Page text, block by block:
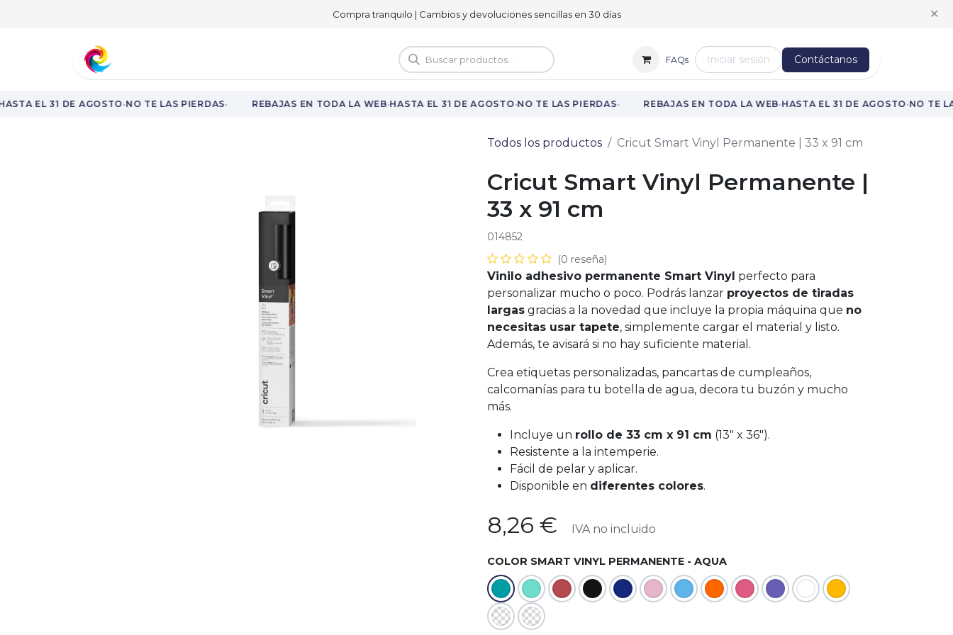
Compra tranquilo | Cambios y devoluciones sencillas en 30 días ✕
Vuelta al cole FAQs Iniciar sesión Contáctanos
Rebajas en toda la web hasta el 31 de agosto.
EL 31 DE AGOSTO·NO TE LAS PIERDAS· REBAJAS EN TODA LA WEB·HASTA EL 31 DE AGOSTO·NO TE LAS PIERDAS· REBAJAS EN TODA LA WEB·HASTA EL 31 DE AGOSTO·NO TE
Todos los productos Cricut Smart Vinyl Permanente | 33 x 91 cm
Cricut Smart Vinyl Permanente |
33 x 91 cm
014852
(0 reseña)
Vinilo adhesivo permanente Smart Vinyl perfecto para
personalizar mucho o poco. Podrás lanzar proyectos de tiradas
largas gracias a la novedad que incluye la propia máquina que no
necesitas usar tapete, simplemente cargar el material y listo.
Además, te avisará si no hay suficiente material.
Crea etiquetas personalizadas, pancartas de cumpleaños,
calcomanías para tu botella de agua, decora tu buzón y mucho
más.
Incluye un rollo de 33 cm x 91 cm (13" x 36").
Resistente a la intemperie.
Fácil de pelar y aplicar.
Disponible en diferentes colores.
8,26 € IVA no incluido
COLOR SMART VINYL PERMANENTE - AQUA